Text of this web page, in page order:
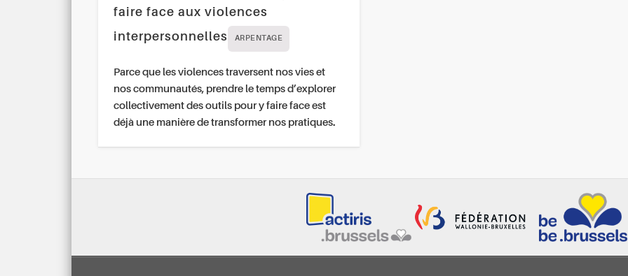
faire face aux violences
interpersonnelles
ARPENTAGE
Parce que les violences traversent nos vies et
nos communautés, prendre le temps d’explorer
collectivement des outils pour y faire face est
déjà une manière de transformer nos pratiques.